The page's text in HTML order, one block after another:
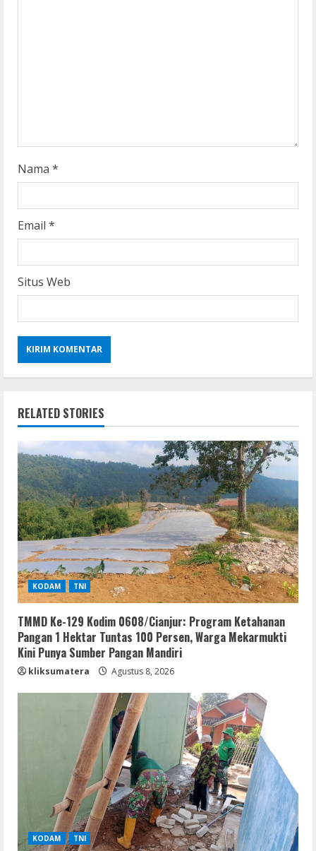
Nama *
Email *
Situs Web
RELATED STORIES
KODAM TNI
TMMD Ke-129 Kodim 0608/Cianjur: Program Ketahanan
Pangan 1 Hektar Tuntas 100 Persen, Warga Mekarmukti
Kini Punya Sumber Pangan Mandiri
kliksumatera Agustus 8, 2026
KODAM TNI